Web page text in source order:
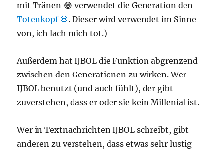
mit Tränen 😂 verwendet die Generation den
Totenkopf 💀. Dieser wird verwendet im Sinne
von, ich lach mich tot.)
Außerdem hat IJBOL die Funktion abgrenzend
zwischen den Generationen zu wirken. Wer
IJBOL benutzt (und auch fühlt), der gibt
zuverstehen, dass er oder sie kein Millenial ist.
Wer in Textnachrichten IJBOL schreibt, gibt
anderen zu verstehen, dass etwas sehr lustig